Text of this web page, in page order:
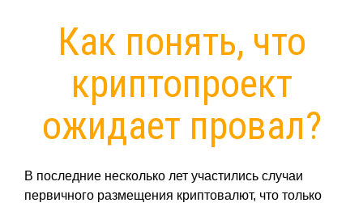
Как понять, что
криптопроект
ожидает провал?
В последние несколько лет участились случаи
первичного размещения криптовалют, что только